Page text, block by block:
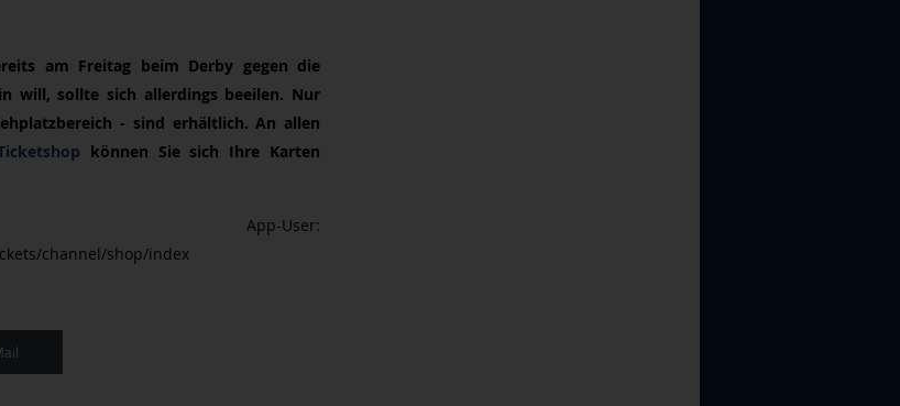
am Freitag beim Derby gegen die
will, sollte sich allerdings beeilen. Nur
- sind erhältlich. An allen
können Sie sich Ihre Karten
App-User:
channel/shop/index